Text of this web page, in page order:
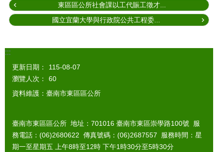
東區區公所社會課以工代賑工徵才...
國立宜蘭大學與行政院公共工程委...
:::
更新日期：
115-08-07
瀏覽人次：
60
資料維護：臺南市東區區公所
臺南市東區區公所 地址：701016 臺南市東區崇學路100號 服
務電話：(06)2680622 傳真號碼：(06)2687557 服務時間：星
期一至星期五 上午8時至12時 下午1時30分至5時30分